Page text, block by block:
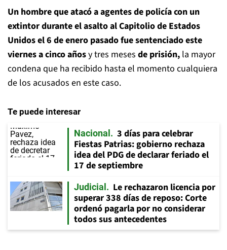
Un hombre que atacó a agentes de policía con un
extintor durante el asalto al Capitolio de Estados
Unidos el 6 de enero pasado fue sentenciado este
viernes a cinco añosy tres meses de prisión, la mayor
condena que ha recibido hasta el momento cualquiera
de los acusados en este caso.
Te puede interesar
Nacional
3 días para celebrar
Fiestas Patrias: gobierno rechaza
idea del PDG de declarar feriado el
17 de septiembre
Judicial
Le rechazaron licencia por
superar 338 días de reposo: Corte
ordenó pagarla por no considerar
todos sus antecedentes